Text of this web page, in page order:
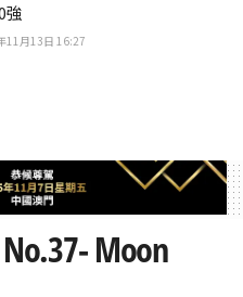
強
11月13日 16:27
Moon